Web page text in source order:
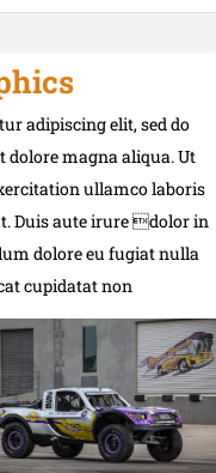
adipiscing elit, sed do
magna aliqua. Ut
ullamco laboris
Duis aute irure dolor in
dolore eu fugiat nulla
cupidatat non